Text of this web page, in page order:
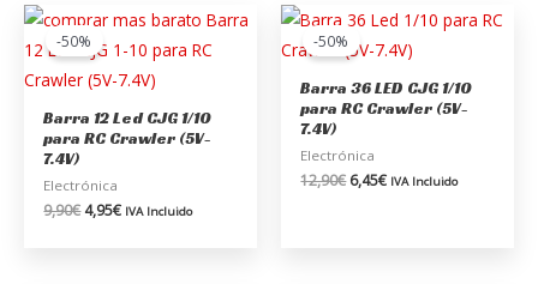
-50%
Barra 12 Led CJG 1/10
para RC Crawler (5V-
7.4V)
Electrónica
9,90€
El
precio
original
era:
9,90€.
4,95€
El
precio
actual
es:
4,95€.
IVA Incluido
-50%
Barra 36 LED CJG 1/10
para RC Crawler (5V-
7.4V)
Electrónica
12,90€
El
precio
original
12,90€.
6,45€
El
precio
actual
6,45€.
IVA Incluido